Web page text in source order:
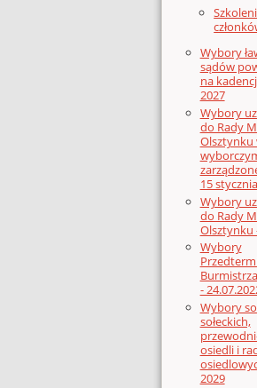
Wybory
sądów
na
2027
Wybory
do Rady
Olsztynku
15
Wybory
do Rady
Olsztynku
Wybory
-
Wybory
sołeckich,
osiedli i
2029